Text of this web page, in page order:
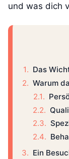
und was dich
Das
Warum
Ein